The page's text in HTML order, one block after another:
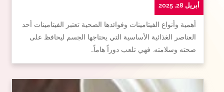
أبريل 28, 2025
أهمية وأنواع الفيتامينات وفوائدها الصحية تعتبر الفيتامينات أحد
العناصر الغذائية الأساسية التي يحتاجها الجسم ليحافظ على
صحته وسلامته. فهي تلعب دوراً هاماً…